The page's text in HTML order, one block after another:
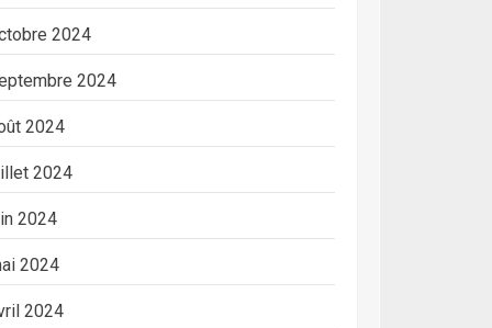
2024
2024
2024
2024
2024
2024
2024